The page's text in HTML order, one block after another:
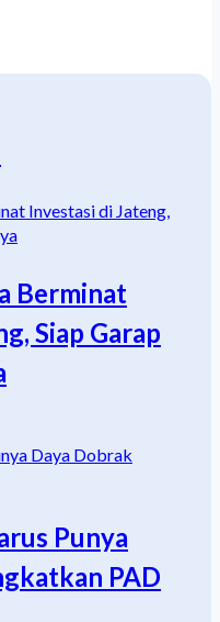
Berminat
Siap Garap
Punya
PAD